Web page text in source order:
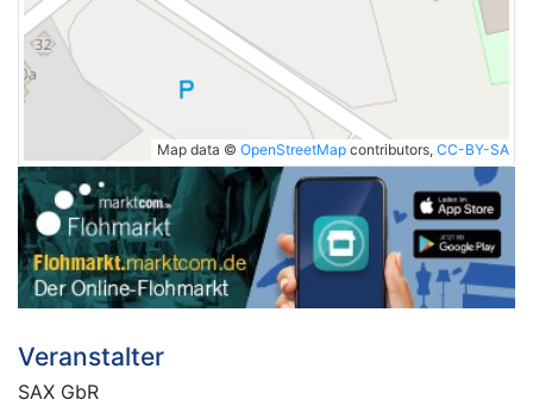
Map data © OpenStreetMap contributors, CC-BY-SA
Veranstalter
SAX GbR